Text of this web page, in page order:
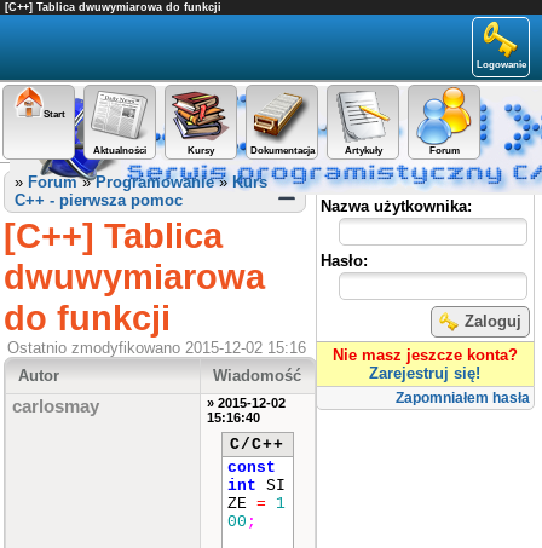
[C++] Tablica dwuwymiarowa do funkcji
Logowanie
Start
Aktualności Kursy Dokumentacja Artykuły Forum
Panel użytkownika
Nazwa użytkownika:
Hasło:
Zaloguj
Nie masz jeszcze konta?
Zarejestruj się!
Zapomniałem hasła
» Forum»Programowanie» Kurs
C++ - pierwsza pomoc
[C++] Tablica
dwuwymiarowa
do funkcji
Ostatnio zmodyfikowano 2015-12-02 15:16
Autor
Wiadomość
carlosmay
» 2015-12-02
15:16:40
C/C++
const
int SI
ZE =
1
00 ;